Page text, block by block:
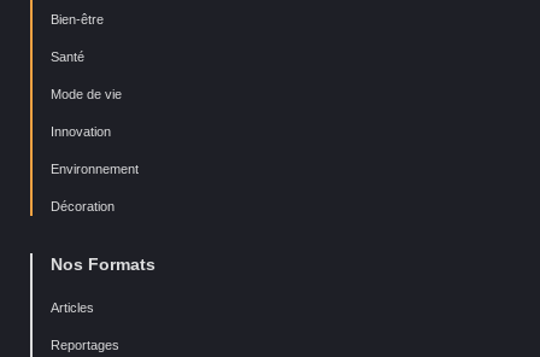
Bien-être
Santé
Mode de vie
Innovation
Environnement
Décoration
Nos Formats
Articles
Reportages